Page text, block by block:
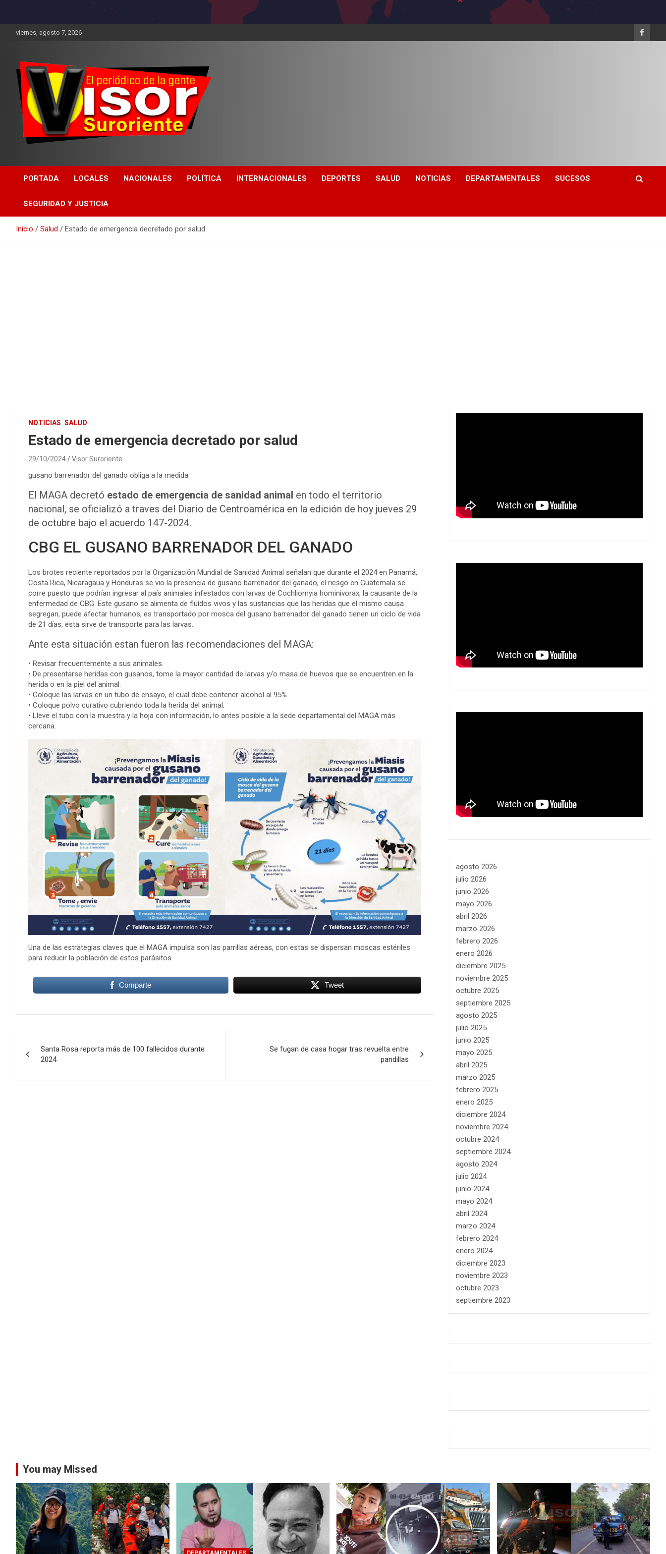
viernes, agosto 7, 2026
PORTADA LOCALES NACIONALES POLÍTICA INTERNACIONALES DEPORTES SALUD NOTICIAS DEPARTAMENTALES SUCESOS
SEGURIDAD Y JUSTICIA
Inicio Salud Estado de emergencia decretado por salud
NOTICIAS SALUD
Estado de emergencia decretado por salud
29/10/2024 Visor Suroriente
gusano barrenador del ganado obliga a la medida
El MAGA decretó estado de emergencia de sanidad animal en todo el territorio
nacional, se oficializó a traves del Diario de Centroamérica en la edición de hoy jueves 29
de octubre bajo el acuerdo 147-2024.
CBG EL GUSANO BARRENADOR DEL GANADO
Los brotes reciente reportados por la Organización Mundial de Sanidad Animal señalan que durante el 2024 en Panamá,
Costa Rica, Nicaragaua y Honduras se vio la presencia de gusano barrenador del ganado, el riesgo en Guatemala se
corre puesto que podrían ingresar al país animales infestados con larvas de Cochliomyia hominivorax, la causante de la
enfermedad de CBG. Este gusano se alimenta de fluídos vivos y las sustancias que las heridas que el mismo causa
segregan, puede afectar humanos, es transportado por mosca del gusano barrenador del ganado tienen un ciclo de vida
de 21 días, esta sirve de transporte para las larvas.
Ante esta situación estan fueron las recomendaciones del MAGA:
• Revisar frecuentemente a sus animales.
• De presentarse heridas con gusanos, tome la mayor cantidad de larvas y/o masa de huevos que se encuentren en la
herida o en la piel del animal.
• Coloque las larvas en un tubo de ensayo, el cual debe contener alcohol al 95%.
• Coloque polvo curativo cubriendo toda la herida del animal.
• Lleve el tubo con la muestra y la hoja con información, lo antes posible a la sede departamental del MAGA más
cercana.
Una de las estrategias claves que el MAGA impulsa son las parrillas aéreas, con estas se dispersan moscas estériles
para reducir la población de estos parásitos.
Comparte Tweet
de
entradas
Santa Rosa reporta más de 100 fallecidos durante
2024
Se fugan de casa hogar tras revuelta entre
pandillas
agosto 2026
julio 2026
junio 2026
mayo 2026
abril 2026
marzo 2026
febrero 2026
enero 2026
diciembre 2025
noviembre 2025
octubre 2025
septiembre 2025
agosto 2025
julio 2025
junio 2025
mayo 2025
abril 2025
marzo 2025
febrero 2025
enero 2025
diciembre 2024
noviembre 2024
octubre 2024
septiembre 2024
agosto 2024
julio 2024
junio 2024
mayo 2024
abril 2024
marzo 2024
febrero 2024
enero 2024
diciembre 2023
noviembre 2023
octubre 2023
septiembre 2023
You may Missed